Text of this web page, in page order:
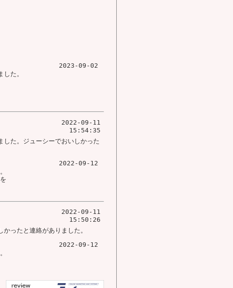
2023-09-02
た。
2022-09-11
15:54:35
した。ジューシーでおいしかった
2022-09-12
2022-09-11
15:50:26
ったと連絡がありました。
2022-09-12